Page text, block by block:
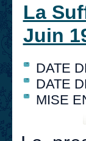
La
Juin
DATE
DATE
MISE